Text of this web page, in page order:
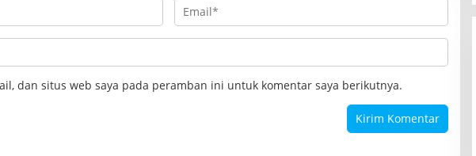
dan situs web saya pada peramban ini untuk komentar saya berikutnya.